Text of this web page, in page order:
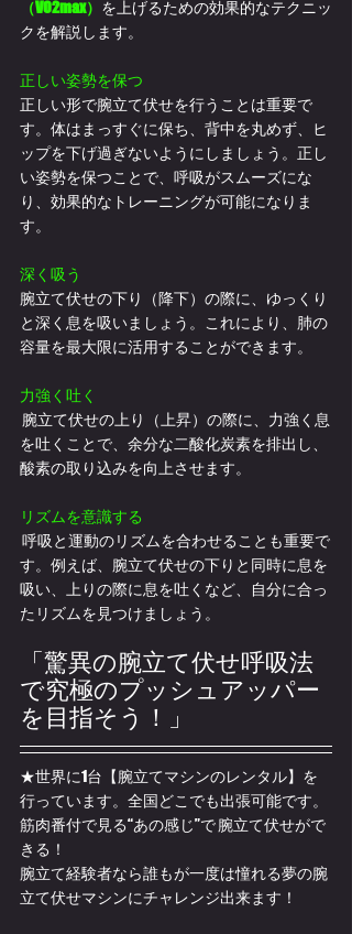
（VO2max） を上げるための効果的なテクニッ
クを解説します。
正しい姿勢を保つ
正しい形で腕立て伏せを行うことは重要で
す。体はまっすぐに保ち、背中を丸めず、ヒ
ップを下げ過ぎないようにしましょう。正し
い姿勢を保つことで、呼吸がスムーズにな
り、効果的なトレーニングが可能になりま
す。
深く吸う
腕立て伏せの下り（降下）の際に、ゆっくり
と深く息を吸いましょう。これにより、肺の
容量を最大限に活用することができます。
力強く吐く
を吐くことで、余分な二酸化炭素を排出し、
酸素の取り込みを向上させます。
リズムを意識する
す。例えば、腕立て伏せの下りと同時に息を
吸い、上りの際に息を吐くなど、自分に合っ
たリズムを見つけましょう。
「驚異の腕立て伏せ呼吸法
で究極のプッシュアッパー
を目指そう！」
★世界に1台【腕立てマシンのレンタル】を
行っています。全国どこでも出張可能です。
筋肉番付で見る“あの感じ”で 腕立て伏せがで
きる！
腕立て経験者なら誰もが一度は憧れる夢の腕
立て伏せマシンにチャレンジ出来ます！